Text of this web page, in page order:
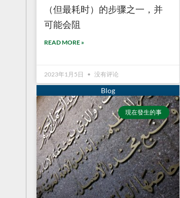
（但最耗时）的步骤之一，并
可能会阻
READ MORE »
2023年1月5日 没有评论
現在發生的事